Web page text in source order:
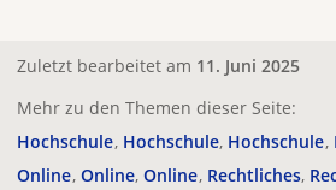
Zuletzt bearbeitet am 11. Juni 2025
Mehr zu den Themen dieser Seite:
Hochschule Hochschule Hochschule
Online Online Online Rechtliches